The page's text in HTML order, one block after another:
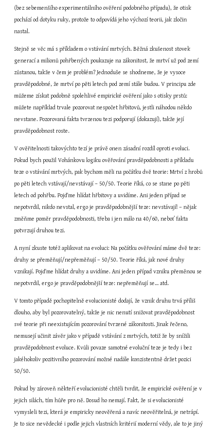
(bez sebemenšího experimentálního ověření podobného případu), že otisk
pochází od dotyku ruky, protože to odpovídá jeho výchozí teorii, jak zločin
nastal.
Stejně se věc má s příkladem o vstávání mrtvých. Běžná zkušenost stovek
generací a milionů pohřbených poukazuje na zákonitost, že mrtví už pod zemí
zůstanou, takže v čem je problém? Jednoduše se shodneme, že je vysoce
pravděpodobné, že mrtví po pěti letech pod zemí stále budou. V principu zde
můžeme získat podobně spolehlivé empirické ověření jako s otisky prstů:
můžete například trvale pozorovat nespočet hřbitovů, jestli náhodou někdo
nevstane. Pozorovaná fakta tvrzenou tezi podporují (dokazují), takže její
pravděpodobnost roste.
V ověřitelnosti takovýchto tezí je právě onen zásadní rozdíl oproti evoluci.
Pokud bych použil Vohánkovu logiku ověřování pravděpodobnosti a příkladu
teze o vstávání mrtvých, pak bychom měli na počátku dvě teorie: Mrtví z hrobů
po pěti letech vstávají/nevstávají – 50/50. Teorie říká, co se stane po pěti
letech od pohřbu. Pojďme hlídat hřbitovy a uvidíme. Ani jeden případ se
nepotvrdil, nikdo nevstal, ergo je pravděpodobnější teze: nevstávají! – nějak
změňme poměr pravděpodobnosti, třeba i jen málo na 40/60, neboť fakta
potvrzují druhou tezi.
A nyní zkuste totéž aplikovat na evoluci: Na počátku ověřování máme dvě teze:
druhy se přeměňují/nepřeměňují – 50/50. Teorie říká, jak nové druhy
vznikají. Pojďme hlídat druhy a uvidíme. Ani jeden případ vzniku přeměnou se
nepotvrdil, ergo je pravděpodobnější teze: nepřeměňují se… atd.
V tomto případě pochopitelně evolucionisté dodají, že vznik druhu trvá příliš
dlouho, aby byl pozorovatelný, takže je nic nenutí snižovat pravděpodobnost
své teorie při neexistujícím pozorování tvrzené zákonitosti. Jinak řečeno,
nemusejí učinit závěr jako v případě vstávání z mrtvých, totiž že by snížili
pravděpodobnost evoluce. Kvůli povaze samotné evoluční teze je tedy i bez
jakéhokoliv pozitivního pozorování možné nadále konzistentně držet pozici
50/50.
Pokud by zároveň někteří evolucionisté chtěli tvrdit, že empirické ověření je v
jejich silách, tím hůře pro ně. Dosud ho nemají. Fakt, že si evolucionisté
vymysleli tezi, která je empiricky neověřená a navíc neověřitelná, je netrápí.
Je to sice nevědecké i podle jejich vlastních kritérií moderní vědy, ale to je jiný